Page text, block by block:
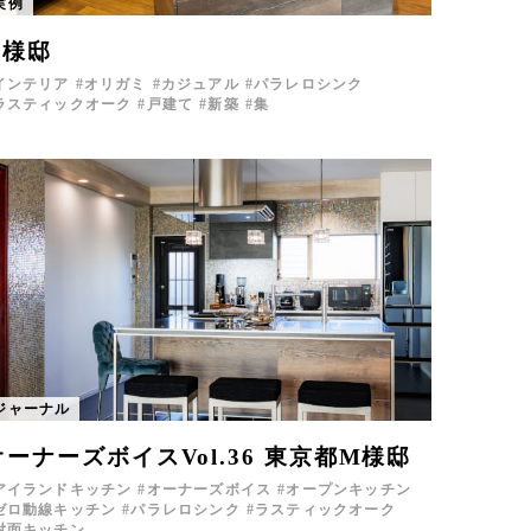
例
邸
ンテリア オリガミ カジュアル
パラレロシンク
スティックオーク
戸建て 新築 集
ャーナル
ーナーズボイスVol.36 東京都M様邸
イランドキッチン オーナーズボイス
オープンキッチン
ロ動線キッチン
パラレロシンク
ラスティックオーク